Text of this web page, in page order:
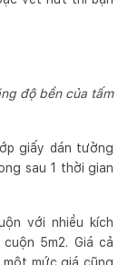
độ bền của tấm
giấy dán tường
sau 1 thời gian
với nhiều kích
5m2. Giá cả